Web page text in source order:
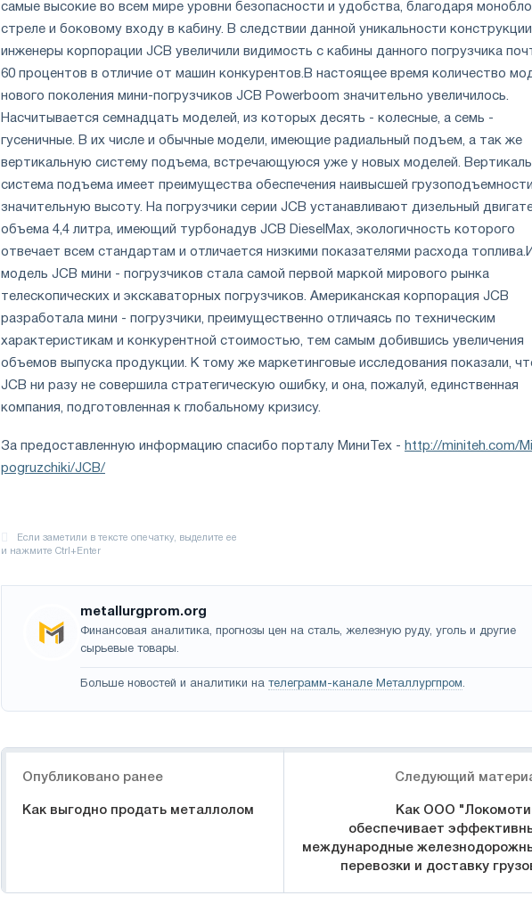
самые высокие во всем мире уровни безопасности и удобства, благодаря
стреле и боковому входу в кабину. В следствии данной уникальности
инженеры корпорации JCB увеличили видимость с кабины данного погрузчика
60 процентов в отличие от машин конкурентов. В настоящее время количество
нового поколения мини-погрузчиков JCB Powerboom значительно увеличилось.
Насчитывается семнадцать моделей, из которых десять - колесные, а семь -
гусеничные. В их числе и обычные модели, имеющие радиальный подъем, а так же
вертикальную систему подъема, встречающуюся уже у новых моделей.
система подъема имеет преимущества обеспечения наивысшей
значительную высоту. На погрузчики серии JCB устанавливают дизельный
объема 4,4 литра, имеющий турбонадув JCB DieselMax, экологичность которого
отвечает всем стандартам и отличается низкими показателями расхода топлива.
модель JCB мини - погрузчиков стала самой первой маркой мирового рынка
телескопических и экскаваторных погрузчиков. Американская корпорация JCB
разработала мини - погрузчики, преимущественно отличаясь по техническим
характеристикам и конкурентной стоимостью, тем самым добившись увеличения
объемов выпуска продукции. К тому же маркетинговые исследования показали,
JCB ни разу не совершила стратегическую ошибку, и она, пожалуй, единственная
компания, подготовленная к глобальному кризису.
За предоставленную информацию спасибо порталу МиниТех - http://miniteh.com/
pogruzchiki/JCB/
metallurgprom.org
Финансовая аналитика, прогнозы цен на сталь, железную руду, уголь и другие
сырьевые товары.
Больше новостей и аналитики на телеграмм-канале Металлургпром.
Опубликовано ранее
Как выгодно продать металлолом
Следующий
Как ООО
обеспечивает
международные
перевозки и доставку